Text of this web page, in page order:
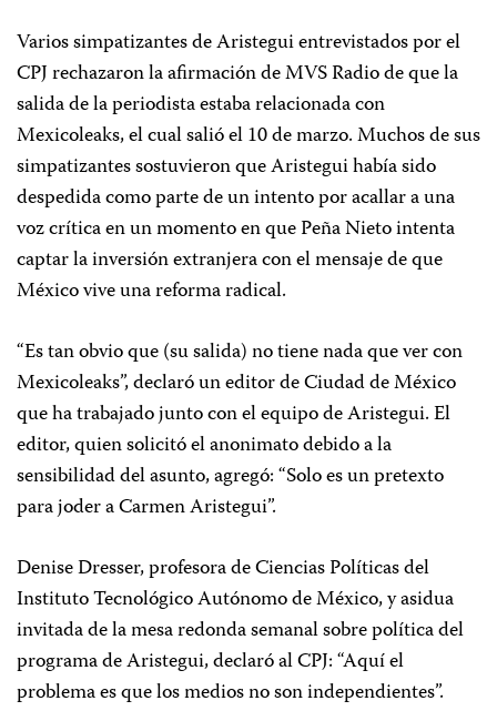
Varios simpatizantes de Aristegui entrevistados por el
CPJ rechazaron la afirmación de MVS Radio de que la
salida de la periodista estaba relacionada con
Mexicoleaks, el cual salió el 10 de marzo. Muchos de sus
simpatizantes sostuvieron que Aristegui había sido
despedida como parte de un intento por acallar a una
voz crítica en un momento en que Peña Nieto intenta
captar la inversión extranjera con el mensaje de que
México vive una reforma radical.
“Es tan obvio que (su salida) no tiene nada que ver con
Mexicoleaks”, declaró un editor de Ciudad de México
que ha trabajado junto con el equipo de Aristegui.El
editor, quien solicitó el anonimato debido a la
sensibilidad del asunto, agregó: “Solo es un pretexto
para joder a Carmen Aristegui”.
Denise Dresser, profesora de Ciencias Políticas del
Instituto Tecnológico Autónomo de México, y asidua
invitada de la mesa redonda semanal sobre política del
programa de Aristegui, declaró al CPJ: “Aquí el
problema es que los medios no son independientes”.